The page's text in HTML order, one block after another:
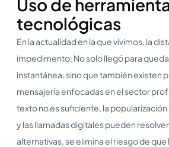
Uso de
tecnológicas
En la actualidad en la que vivimos, la
impedimento. No solo llegó para
instantánea, sino que también existen
mensajería enfocadas en el sector
texto no es suficiente, la
y las llamadas digitales pueden
alternativas, se elimina el riesgo de